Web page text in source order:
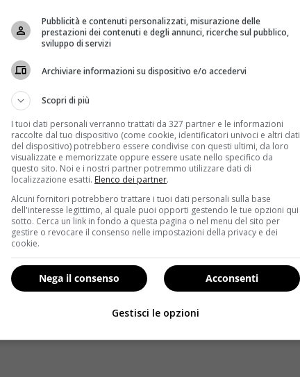
Pubblicità e contenuti personalizzati, misurazione delle
prestazioni dei contenuti e degli annunci, ricerche sul pubblico,
sviluppo di servizi
Archiviare informazioni su dispositivo e/o accedervi
Scopri di più
I tuoi dati personali verranno trattati da 327 partner e le informazioni
raccolte dal tuo dispositivo (come cookie, identificatori univoci e altri dati
del dispositivo) potrebbero essere condivise con questi ultimi, da loro
visualizzate e memorizzate oppure essere usate nello specifico da
questo sito. Noi e i nostri partner potremmo utilizzare dati di
localizzazione esatti. Elenco dei partner.
Alcuni fornitori potrebbero trattare i tuoi dati personali sulla base
dell'interesse legittimo, al quale puoi opporti gestendo le tue opzioni qui
sotto. Cerca un link in fondo a questa pagina o nel menu del sito per
gestire o revocare il consenso nelle impostazioni della privacy e dei
cookie.
Acconsenti
Nega il consenso
Gestisci le opzioni